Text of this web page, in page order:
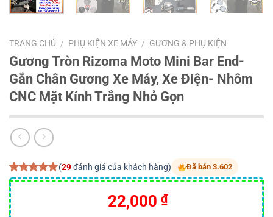
TRANG CHỦ / PHỤ KIỆN XE MÁY / GƯƠNG & PHỤ KIỆN
Gương Tròn Rizoma Moto Mini Bar End-
Gắn Chân Gương Xe Máy, Xe Điện- Nhôm
CNC Mặt Kính Trắng Nhỏ Gọn
5.00trên 5
dựa trên
29
đánh giá
(29đánh giá của khách hàng) Đã bán 3.602
Giá
22,000 ₫Giá